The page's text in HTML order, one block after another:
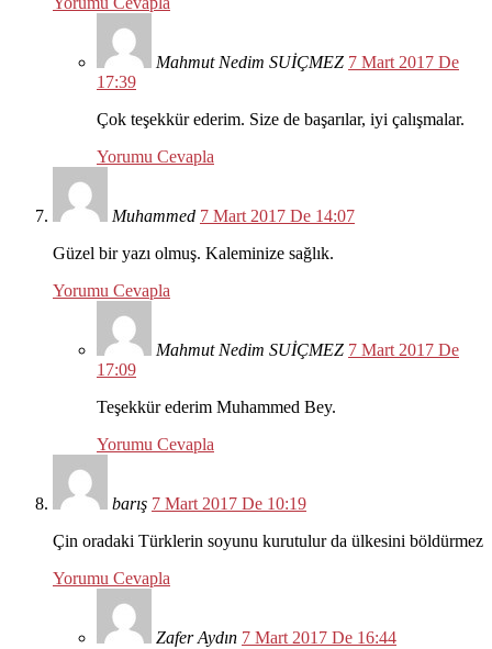
Mahmut Nedim SUİÇMEZ 7 Mart 2017 De
17:39
Çok teşekkür ederim. Size de başarılar, iyi çalışmalar.
Yorumu Cevapla
Muhammed 7 Mart 2017 De 14:07
Güzel bir yazı olmuş. Kaleminize sağlık.
Yorumu Cevapla
Mahmut Nedim SUİÇMEZ 7 Mart 2017 De
17:09
Teşekkür ederim Muhammed Bey.
Yorumu Cevapla
barış 7 Mart 2017 De 10:19
Çin oradaki Türklerin soyunu kurutulur da ülkesini böldürmez
Yorumu Cevapla
Zafer Aydın 7 Mart 2017 De 16:44